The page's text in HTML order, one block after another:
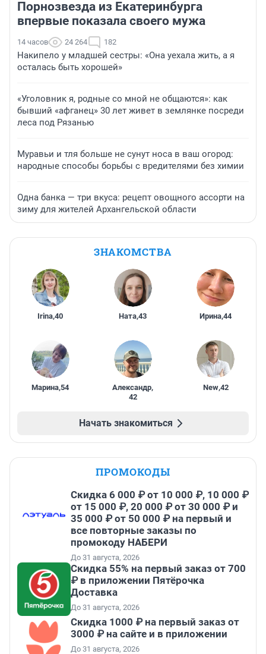
Порнозвезда из Екатеринбурга
впервые показала своего мужа
14 часов 24 264 182
Накипело у младшей сестры: «Она уехала жить, а я
осталась быть хорошей»
«Уголовник я, родные со мной не общаются»: как
бывший «афганец» 30 лет живет в землянке посреди
леса под Рязанью
Муравьи и тля больше не сунут носа в ваш огород:
народные способы борьбы с вредителями без химии
Одна банка — три вкуса: рецепт овощного ассорти на
зиму для жителей Архангельской области
ЗНАКОМСТВА
Irina,40 Ната,43 Ирина,44
Марина,54 Александр,
42
New,42
Начать знакомиться
ПРОМОКОДЫ
Скидка 6 000 ₽ от 10 000 ₽, 10 000 ₽
от 15 000 ₽, 20 000 ₽ от 30 000 ₽ и
35 000 ₽ от 50 000 ₽ на первый и
все повторные заказы по
промокоду НАБЕРИ
До 31 августа, 2026
Скидка 55% на первый заказ от 700
₽ в приложении Пятёрочка
Доставка
До 31 августа, 2026
Скидка 1000 ₽ на первый заказ от
3000 ₽ на сайте и в приложении
До 31 августа, 2026